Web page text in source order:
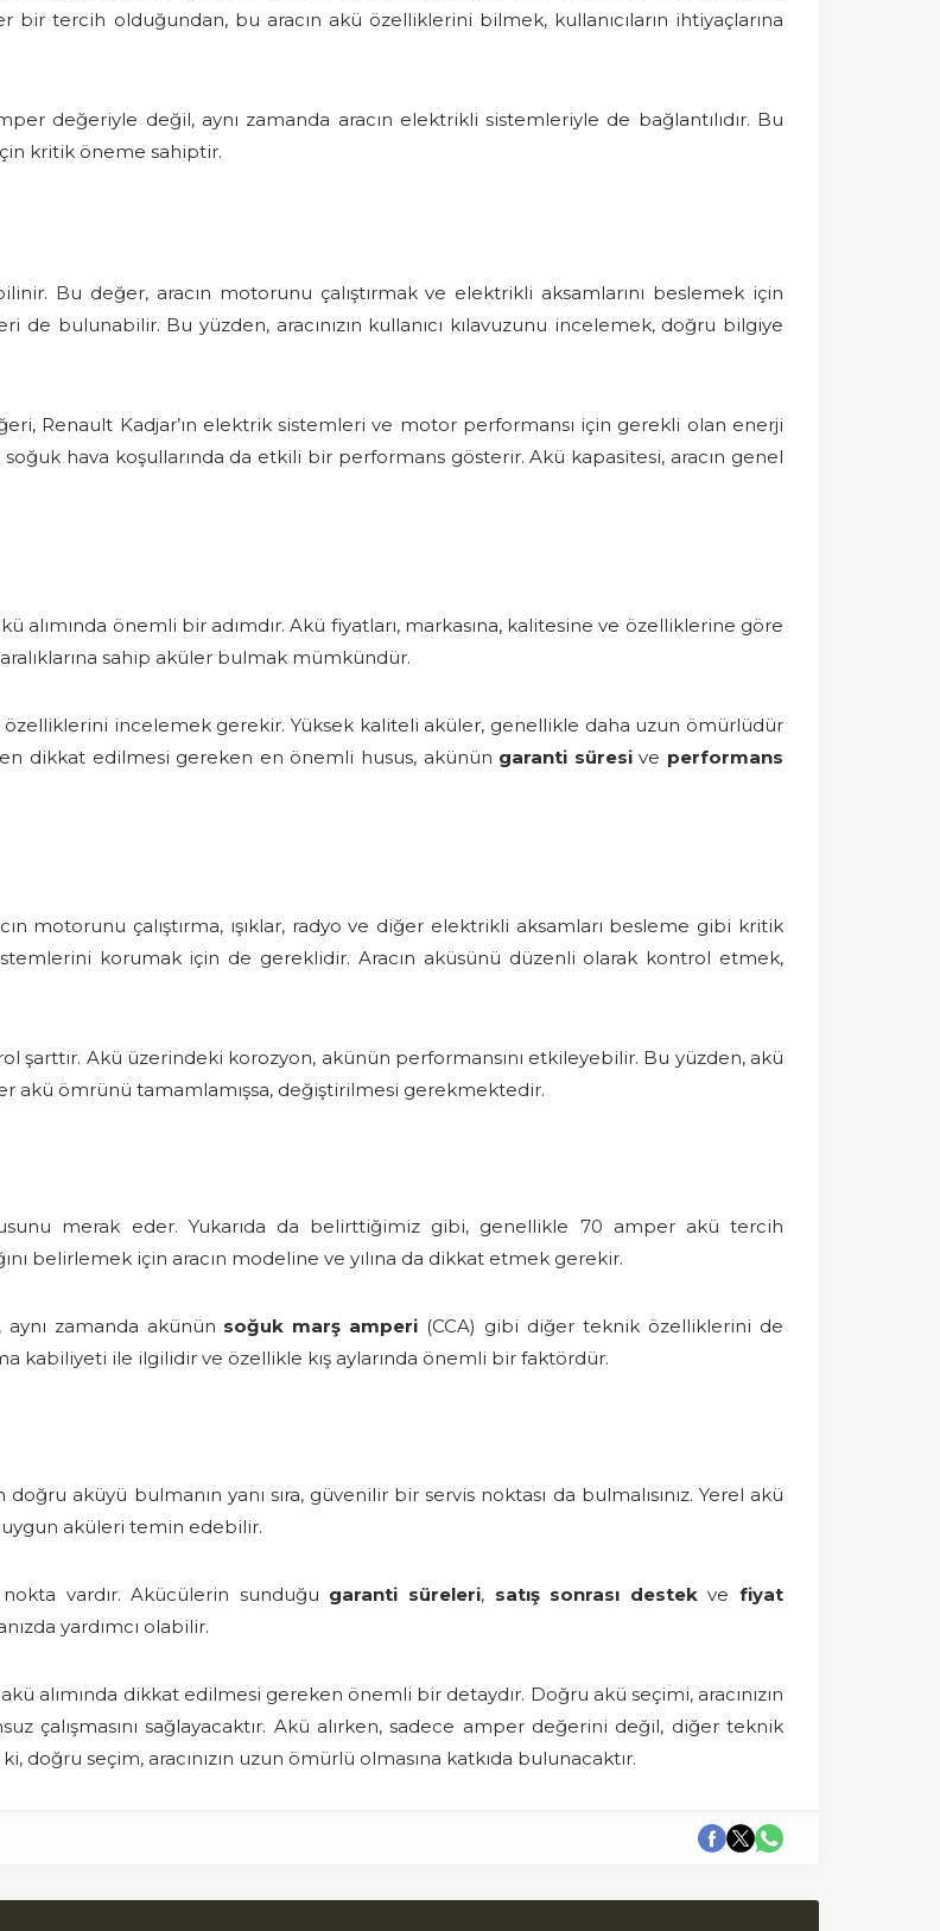
tercih olduğundan, bu aracın akü özelliklerini bilmek, kullanıcıların ihtiyaçlarına
değeriyle değil, aynı zamanda aracın elektrikli sistemleriyle de bağlantılıdır. Bu
kritik öneme sahiptir.
Bu değer, aracın motorunu çalıştırmak ve elektrikli aksamlarını beslemek için
bulunabilir. Bu yüzden, aracınızın kullanıcı kılavuzunu incelemek, doğru bilgiye
Renault Kadjar’ın elektrik sistemleri ve motor performansı için gerekli olan enerji
soğuk hava koşullarında da etkili bir performans gösterir. Akü kapasitesi, aracın genel
alımında önemli bir adımdır. Akü fiyatları, markasına, kalitesine ve özelliklerine göre
sahip aküler bulmak mümkündür.
incelemek gerekir. Yüksek kaliteli aküler, genellikle daha uzun ömürlüdür
dikkat edilmesi gereken en önemli husus, akünün garanti süresive performans
motorunu çalıştırma, ışıklar, radyo ve diğer elektrikli aksamları besleme gibi kritik
korumak için de gereklidir. Aracın aküsünü düzenli olarak kontrol etmek,
şarttır. Akü üzerindeki korozyon, akünün performansını etkileyebilir. Bu yüzden, akü
akü ömrünü tamamlamışsa, değiştirilmesi gerekmektedir.
merak eder. Yukarıda da belirttiğimiz gibi, genellikle 70 amper akü tercih
belirlemek için aracın modeline ve yılına da dikkat etmek gerekir.
zamanda akünün soğuk marş amperi (CCA) gibi diğer teknik özelliklerini de
kabiliyeti ile ilgilidir ve özellikle kış aylarında önemli bir faktördür.
doğru aküyü bulmanın yanı sıra, güvenilir bir servis noktası da bulmalısınız. Yerel akü
uygun aküleri temin edebilir.
vardır. Akücülerin sunduğu garanti süreleri, satış sonrası destekvefiyat
yardımcı olabilir.
alımında dikkat edilmesi gereken önemli bir detaydır. Doğru akü seçimi, aracınızın
çalışmasını sağlayacaktır. Akü alırken, sadece amper değerini değil, diğer teknik
doğru seçim, aracınızın uzun ömürlü olmasına katkıda bulunacaktır.